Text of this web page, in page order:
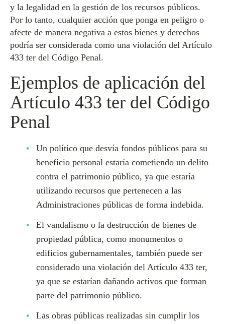
y la legalidad en la gestión de los recursos públicos.
Por lo tanto, cualquier acción que ponga en peligro o
afecte de manera negativa a estos bienes y derechos
podría ser considerada como una violación del Artículo
433 ter del Código Penal.
Ejemplos de aplicación del
Artículo 433 ter del Código
Penal
Un político que desvía fondos públicos para su
beneficio personal estaría cometiendo un delito
contra el patrimonio público, ya que estaría
utilizando recursos que pertenecen a las
Administraciones públicas de forma indebida.
El vandalismo o la destrucción de bienes de
propiedad pública, como monumentos o
edificios gubernamentales, también puede ser
considerado una violación del Artículo 433 ter,
ya que se estarían dañando activos que forman
parte del patrimonio público.
Las obras públicas realizadas sin cumplir los